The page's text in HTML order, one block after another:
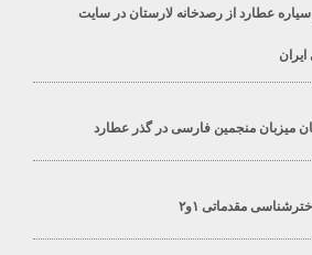
عطارد از رصدخانه لارستان در سایت
میزبان منجمین فارسی در گذر عطارد
مقدماتی ۱و۲